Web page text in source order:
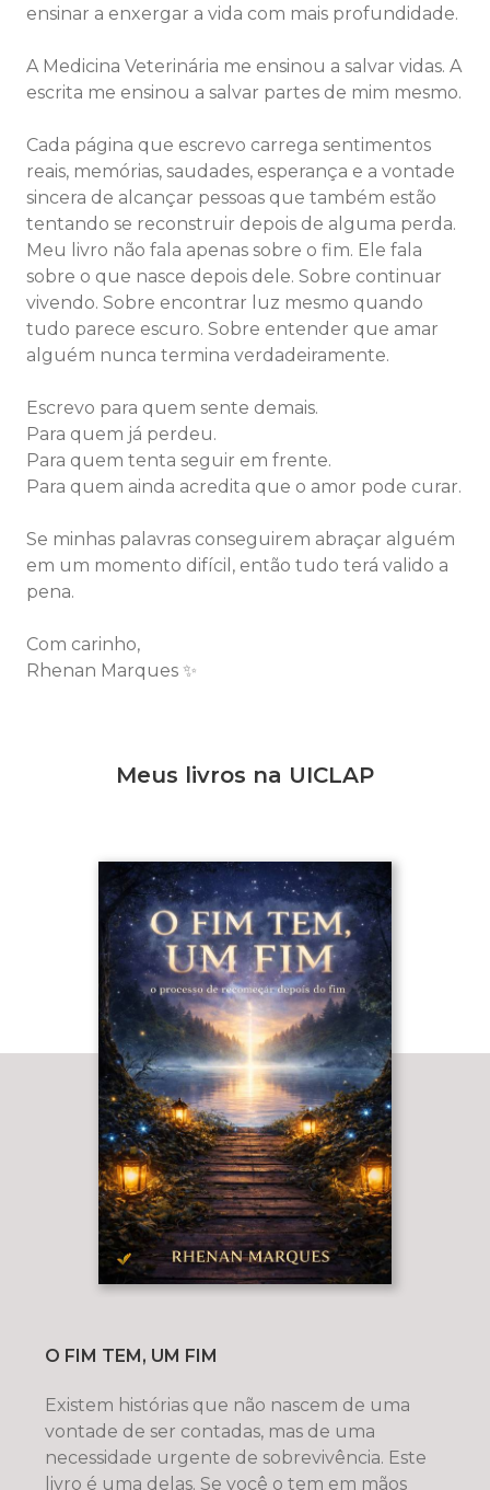
ensinar a enxergar a vida com mais profundidade.
A Medicina Veterinária me ensinou a salvar vidas. A
escrita me ensinou a salvar partes de mim mesmo.
Cada página que escrevo carrega sentimentos
reais, memórias, saudades, esperança e a vontade
sincera de alcançar pessoas que também estão
tentando se reconstruir depois de alguma perda.
Meu livro não fala apenas sobre o fim. Ele fala
sobre o que nasce depois dele. Sobre continuar
vivendo. Sobre encontrar luz mesmo quando
tudo parece escuro. Sobre entender que amar
alguém nunca termina verdadeiramente.
Escrevo para quem sente demais.
Para quem já perdeu.
Para quem tenta seguir em frente.
Para quem ainda acredita que o amor pode curar.
Se minhas palavras conseguirem abraçar alguém
em um momento difícil, então tudo terá valido a
pena.
Com carinho,
Rhenan Marques ✨
Meus livros na UICLAP
O FIM TEM, UM FIM
Existem histórias que não nascem de uma
vontade de ser contadas, mas de uma
necessidade urgente de sobrevivência. Este
livro é uma delas. Se você o tem em mãos